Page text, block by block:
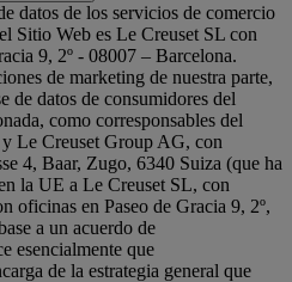
datos de los servicios de comercio
Sitio Web es Le Creuset SL con
9, 2º - 08007 – Barcelona.
de marketing de nuestra parte,
de datos de consumidores del
como corresponsables del
Le Creuset Group AG, con
4, Baar, Zugo, 6340 Suiza (que ha
la UE a Le Creuset SL, con
oficinas en Paseo de Gracia 9, 2º,
a un acuerdo de
esencialmente que
de la estrategia general que